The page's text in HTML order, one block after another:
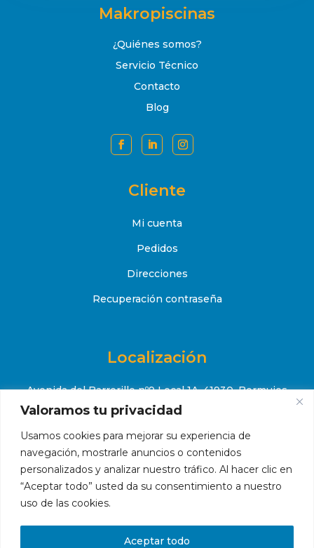
Valoramos tu privacidad
Usamos cookies para mejorar su experiencia de
navegación, mostrarle anuncios o contenidos
personalizados y analizar nuestro tráfico. Al hacer clic en
“Aceptar todo” usted da su consentimiento a nuestro
uso de las cookies.
Aceptar todo
Makropiscinas
¿Quiénes somos?
Servicio Técnico
Contacto
Blog
Cliente
Mi cuenta
Pedidos
Direcciones
Recuperación contraseña
Localización
Avenida del Barrerillo nº9 Local 1A, 41930, Bormujos
(Sevilla)
 +34 651 52 88 08
 contacto@makropiscinas.com